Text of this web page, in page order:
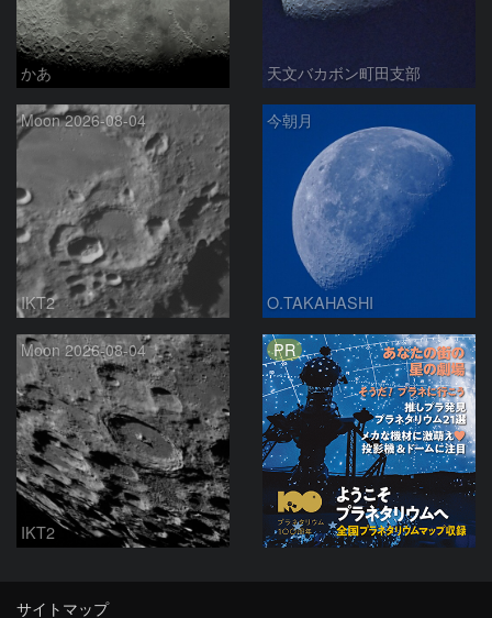
かあ 天文バカボン町田支部
Moon 2026-08-04
IKT2
今朝月
O.TAKAHASHI
Moon 2026-08-04
IKT2
PR
サイトマップ